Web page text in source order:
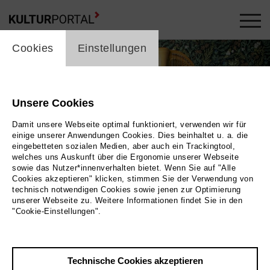
cookie_layer
Cookies Einstellungen
Unsere Cookies
Damit unsere Webseite optimal funktioniert, verwenden wir für
einige unserer Anwendungen Cookies. Dies beinhaltet u. a. die
eingebetteten sozialen Medien, aber auch ein Trackingtool,
welches uns Auskunft über die Ergonomie unserer Webseite
sowie das Nutzer*innenverhalten bietet. Wenn Sie auf "Alle
Cookies akzeptieren" klicken, stimmen Sie der Verwendung von
technisch notwendigen Cookies sowie jenen zur Optimierung
unserer Webseite zu. Weitere Informationen findet Sie in den
"Cookie-Einstellungen".
Technische Cookies akzeptieren